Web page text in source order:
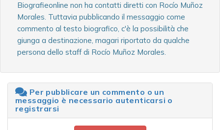
Biografieonline non ha contatti diretti con Rocío Muñoz
Morales. Tuttavia pubblicando il messaggio come
commento al testo biografico, c'è la possibilità che
giunga a destinazione, magari riportato da qualche
persona dello staff di Rocío Muñoz Morales.
Per pubblicare un commento o un
messaggio è necessario autenticarsi o
registrarsi